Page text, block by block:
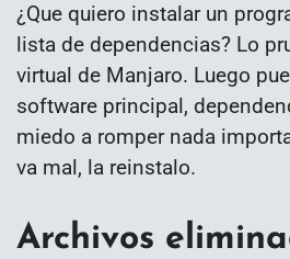
¿Que quiero instalar un
lista de dependencias? Lo
virtual de Manjaro. Luego
software principal,
miedo a romper nada
va mal, la reinstalo.
Archivos